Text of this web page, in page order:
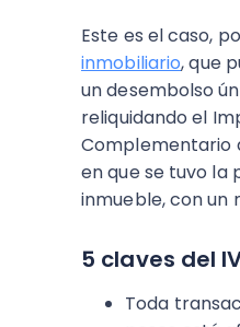
Este es el caso,
inmobiliario, que
un desembolso
reliquidando el
Complementario
en que se tuvo la
inmueble, con un
5 claves del
Toda